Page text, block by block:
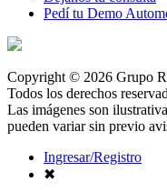
Pedí tu Demo
Copyright © 2026 Grupo
Todos los derechos
Las imágenes son
pueden variar sin previo
Ingresar/Registro
✖